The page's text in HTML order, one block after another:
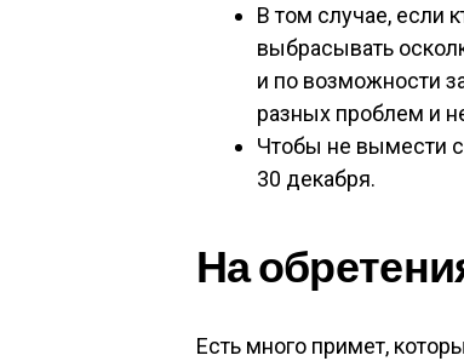
В том случае, если
выбрасывать
и по возможности
разных проблем и
Чтобы не вымести
30 декабря.
На
Есть много примет,